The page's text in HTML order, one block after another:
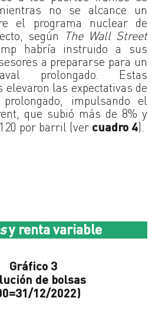
no se alcance un
el programa nuclear de
según The Wall Street
habría instruido a sus
a prepararse para un
prolongado. Estas
elevaron las expectativas de
impulsando el
que subió más de 8% y
por barril (ver cuadro 4).
y renta variable
Gráfico 3
de bolsas
12/2022)